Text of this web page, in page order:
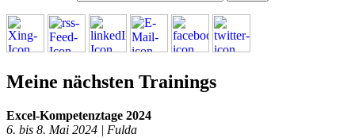
Meine nächsten Trainings
Excel-Kompetenztage 2024
6. bis 8. Mai 2024 | Fulda